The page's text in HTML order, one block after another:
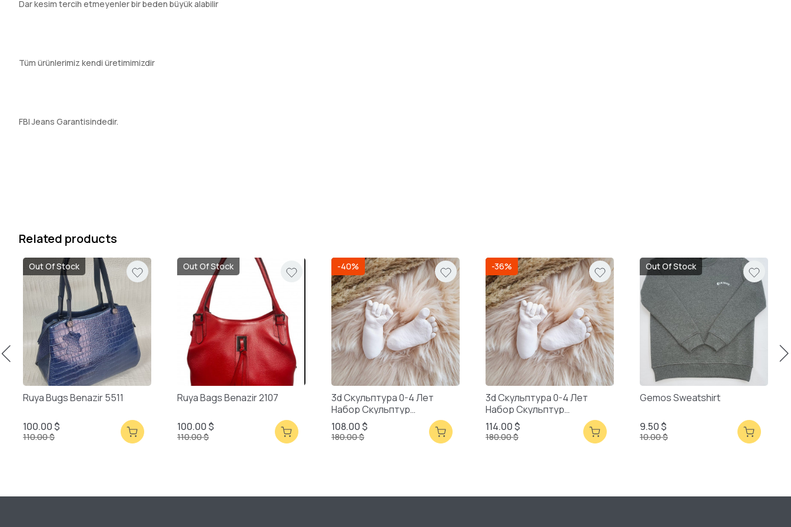
Dar kesim tercih etmeyenler bir beden büyük alabilir
Tüm ürünlerimiz kendi üretimimizdir
FBI Jeans Garantisindedir.
Related products
Out Of Stock
Ruya Bugs Benazir 5511
100.00 $
110.00 $
Out Of Stock
Ruya Bags Benazir 2107
100.00 $
110.00 $
-40%
3d Скульптура 0-4 Лет
Набор Скульптур
Смешанная Упаковка
108.00 $
180.00 $
-36%
3d Скульптура 0-4 Лет
Набор Скульптур
Смешанная Упаковка
114.00 $
180.00 $
Out Of Stock
Gemos Sweatshirt
9.50 $
10.00 $